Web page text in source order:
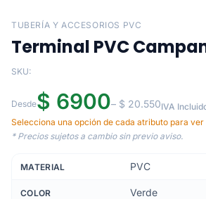
TUBERÍA Y ACCESORIOS PVC
Terminal PVC
SKU:
Desde$ 6900– $ 20.550IVA
Selecciona una opción de cada atributo para
* Precios sujetos a cambio sin previo aviso.
MATERIAL PVC
COLOR Verde